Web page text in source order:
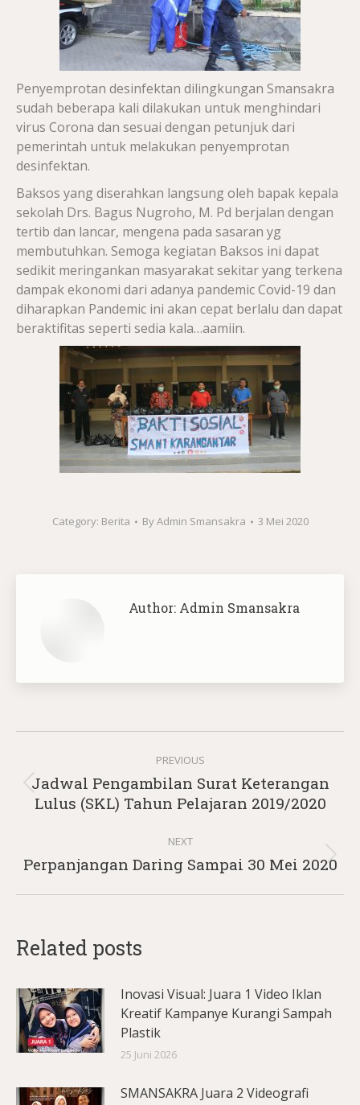
Penyemprotan desinfektan dilingkungan Smansakra
sudah beberapa kali dilakukan untuk menghindari
virus Corona dan sesuai dengan petunjuk dari
pemerintah untuk melakukan penyemprotan
desinfektan.
Baksos yang diserahkan langsung oleh bapak kepala
sekolah Drs. Bagus Nugroho, M. Pd berjalan dengan
tertib dan lancar, mengena pada sasaran yg
membutuhkan. Semoga kegiatan Baksos ini dapat
sedikit meringankan masyarakat sekitar yang terkena
dampak ekonomi dari adanya pandemic Covid-19 dan
diharapkan Pandemic ini akan cepat berlalu dan dapat
beraktifitas seperti sedia kala…aamiin.
Category: Berita ByAdmin Smansakra 3 Mei 2020
Author: Admin Smansakra
navigation
PREVIOUS
Previous
post:
Jadwal Pengambilan Surat Keterangan
Lulus (SKL) Tahun Pelajaran 2019/2020
NEXT
Next
Perpanjangan Daring Sampai 30 Mei 2020
Related posts
Inovasi Visual: Juara 1 Video Iklan
Kreatif Kampanye Kurangi Sampah
Plastik
25 Juni 2026
SMANSAKRA Juara 2 Videografi